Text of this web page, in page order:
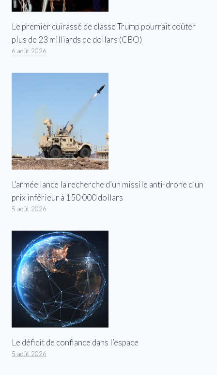
Le premier cuirassé de classe Trump pourrait coûter
plus de 23 milliards de dollars (CBO)
6 août 2026
L’armée lance la recherche d’un missile anti-drone d’un
prix inférieur à 150 000 dollars
5 août 2026
Le déficit de confiance dans l’espace
5 août 2026